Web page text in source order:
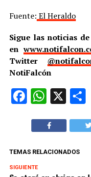
Fuente: El Heraldo
Sigue las noticias
en
Twitter
NotiFalcón
Facebook
X
TEMAS RELACIONADOS
SIGUIENTE